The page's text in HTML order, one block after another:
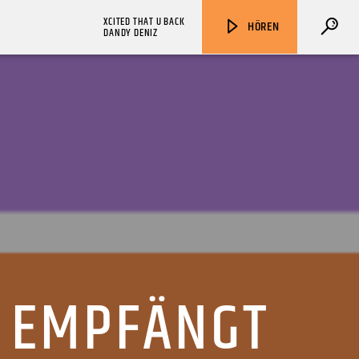
HÖREN
XCITED THAT U BACK
DANDY DENIZ